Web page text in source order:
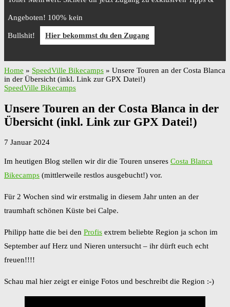
Angeboten! 100% kein
Bullshit! Hier bekommst du den Zugang
Home » SpeedVille Bikecamps » Unsere Touren an der Costa Blanca
in der Übersicht (inkl. Link zur GPX Datei!)
SpeedVille Bikecamps
Unsere Touren an der Costa Blanca in der
Übersicht (inkl. Link zur GPX Datei!)
7 Januar 2024
Im heutigen Blog stellen wir dir die Touren unseres Costa Blanca
Bikecamps (mittlerweile restlos ausgebucht!) vor.
Für 2 Wochen sind wir erstmalig in diesem Jahr unten an der
traumhaft schönen Küste bei Calpe.
Philipp hatte die bei den Profis extrem beliebte Region ja schon im
September auf Herz und Nieren untersucht – ihr dürft euch echt
freuen!!!!
Schau mal hier zeigt er einige Fotos und beschreibt die Region :-)